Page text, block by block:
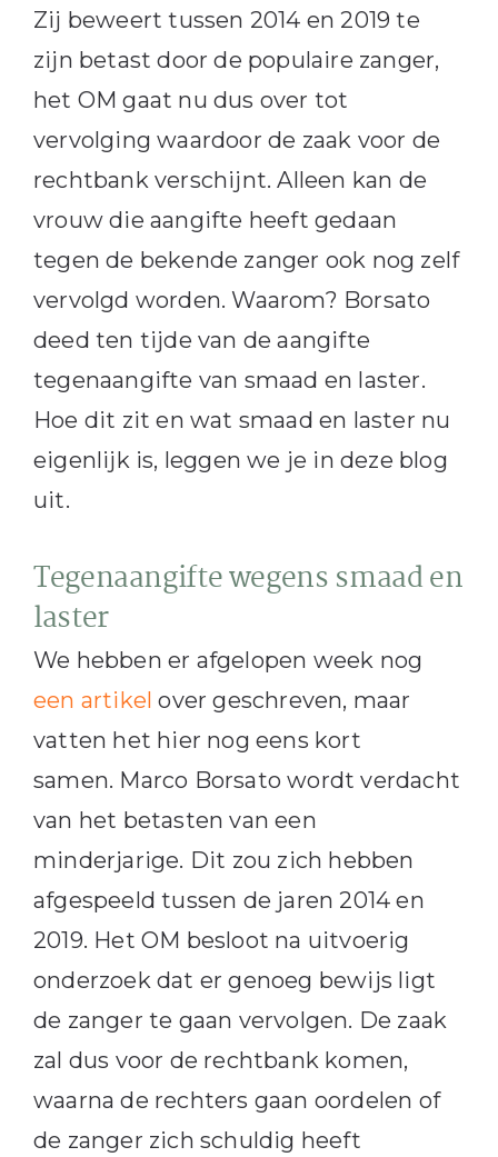
Zij beweert tussen 2014 en 2019 te
zijn betast door de populaire zanger,
het OM gaat nu dus over tot
vervolging waardoor de zaak voor de
rechtbank verschijnt. Alleen kan de
vrouw die aangifte heeft gedaan
tegen de bekende zanger ook nog zelf
vervolgd worden. Waarom? Borsato
deed ten tijde van de aangifte
tegenaangifte van smaad en laster.
Hoe dit zit en wat smaad en laster nu
eigenlijk is, leggen we je in deze blog
uit.
Tegenaangifte wegens smaad en
laster
We hebben er afgelopen week nog
een artikel over geschreven, maar
vatten het hier nog eens kort
samen. Marco Borsato wordt verdacht
van het betasten van een
minderjarige. Dit zou zich hebben
afgespeeld tussen de jaren 2014 en
2019. Het OM besloot na uitvoerig
onderzoek dat er genoeg bewijs ligt
de zanger te gaan vervolgen. De zaak
zal dus voor de rechtbank komen,
waarna de rechters gaan oordelen of
de zanger zich schuldig heeft